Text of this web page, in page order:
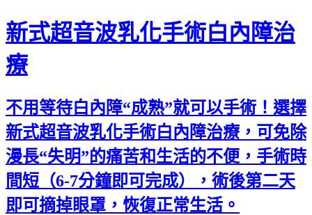
新式超音波乳化手術白內障治
療
不用等待白內障“成熟”就可以手術！選擇
新式超音波乳化手術白內障治療，可免除
漫長“失明”的痛苦和生活的不便，手術時
間短（6-7分鐘即可完成），術後第二天
即可摘掉眼罩，恢復正常生活。